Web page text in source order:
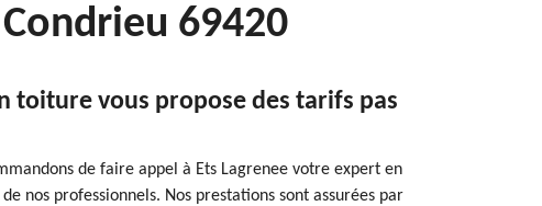
69420
toiture vous propose des tarifs pas
de faire appel à Ets Lagrenee votre expert en
nos professionnels. Nos prestations sont assurées par